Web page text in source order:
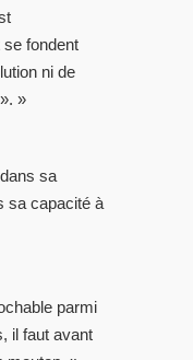
fondent
ni de
»
sa
sa capacité à
parmi
il faut avant